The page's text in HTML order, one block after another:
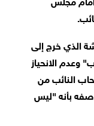
الذي خرج إلى
وعدم الانحياز
النائب من
بأنه "ليس